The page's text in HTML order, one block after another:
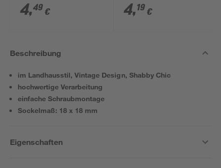
cm
4,49 €
cm
4,19 €
Beschreibung
im Landhausstil, Vintage Design, Shabby Chic
hochwertige Verarbeitung
einfache Schraubmontage
Sockelmaß: 18 x 18 mm
Eigenschaften